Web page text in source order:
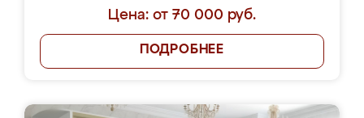
Цена: от 70 000 руб.
ПОДРОБНЕЕ